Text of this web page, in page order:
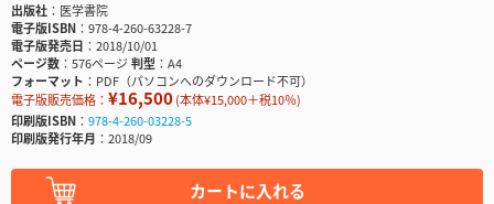
出版社
医学書院
電子版ISBN
978-4-260-63228-7
電子版発売日
2018/10/01
ページ数
576ページ判型
A4
フォーマット
PDF（パソコンへのダウンロード不可）
電子版販売価格： ¥16,500(本体¥15,000＋税10％)
印刷版ISBN
978-4-260-03228-5
印刷版発行年月
2018/09
カートに入れる